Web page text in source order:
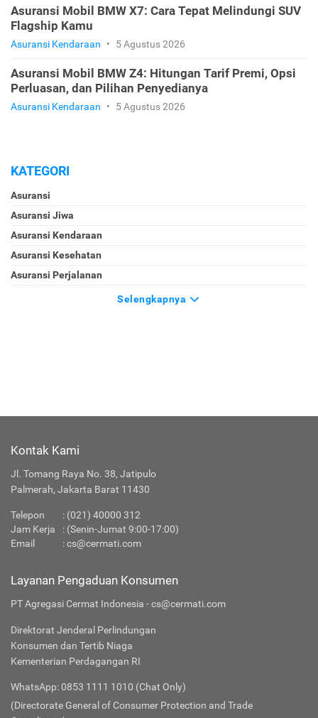
Asuransi Mobil BMW X7: Cara Tepat Melindungi SUV
Flagship Kamu
Asuransi Kendaraan • 5 Agustus 2026
Asuransi Mobil BMW Z4: Hitungan Tarif Premi, Opsi
Perluasan, dan Pilihan Penyedianya
Asuransi Kendaraan • 5 Agustus 2026
KATEGORI
Asuransi
Asuransi Jiwa
Asuransi Kendaraan
Asuransi Kesehatan
Asuransi Perjalanan
Selengkapnya
Kontak Kami
Jl. Tomang Raya No. 38, Jatipulo
Palmerah, Jakarta Barat 11430
Telepon : (021) 40000 312
Jam Kerja
: (Senin-Jumat 9:00-17:00)
Email
:cs@cermati.com
Layanan Pengaduan Konsumen
PT Agregasi Cermat Indonesia - cs@cermati.com
Direktorat Jenderal Perlindungan
Konsumen dan Tertib Niaga
Kementerian Perdagangan RI
WhatsApp: 0853 1111 1010 (Chat Only)
(Directorate General of Consumer Protection and Trade